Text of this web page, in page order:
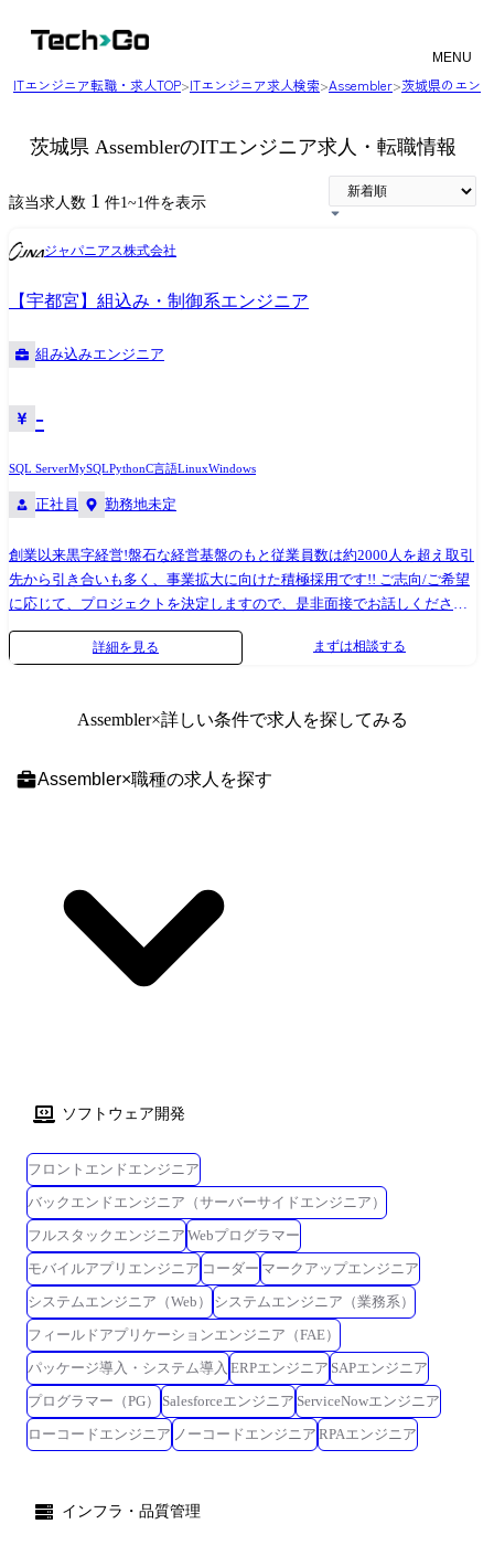
MENU
ITエンジニア転職・求人TOP>ITエンジニア求人検索>Assembler>茨城県のエン
茨城県 AssemblerのITエンジニア求人・転職情報
該当求人数 1 件1~1件を表示
ジャパニアス株式会社
【宇都宮】組込み・制御系エンジニア
組み込みエンジニア
-
SQL ServerMySQLPythonC言語LinuxWindows
正社員 勤務地未定
創業以来黒字経営!盤石な経営基盤のもと従業員数は約2000人を超え取引
先から引き合いも多く、事業拡大に向けた積極採用です!! ご志向/ご希望
に応じて、プロジェクトを決定しますので、是非面接でお話しください!
●取引業界 ・製造メーカー、通信キャリア、金融、流通、官公庁 等 ●
・システム要件定義・設計(上流)SE ・システム実装・テスト(下流)PG ※
ため、地元の大手企業でのプロジェクトを前提としています。
詳細を見る まずは相談する
Assembler×詳しい条件で求人を探してみる
Assembler×職種の求人を探す
ソフトウェア開発
フロントエンドエンジニア
バックエンドエンジニア（サーバーサイドエンジニア）
フルスタックエンジニア Webプログラマー
モバイルアプリエンジニア コーダー マークアップエンジニア
システムエンジニア（Web）
システムエンジニア（業務系）
フィールドアプリケーションエンジニア（FAE）
パッケージ導入・システム導入 ERPエンジニア SAPエンジニア
プログラマー（PG）
Salesforceエンジニア ServiceNowエンジニア
ローコードエンジニア ノーコードエンジニア RPAエンジニア
インフラ・品質管理